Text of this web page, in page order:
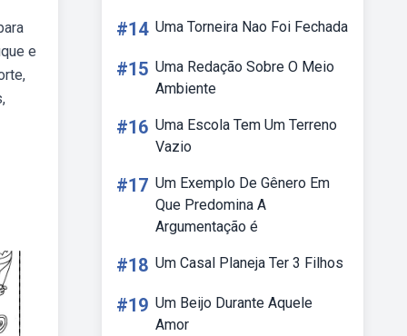
e
#14 Uma Torneira Nao Foi Fechada
#15 Uma Redação Sobre O Meio
Ambiente
#16 Uma Escola Tem Um Terreno
Vazio
#17 Um Exemplo De Gênero Em
Que Predomina A
Argumentação é
#18 Um Casal Planeja Ter 3 Filhos
#19 Um Beijo Durante Aquele
Amor